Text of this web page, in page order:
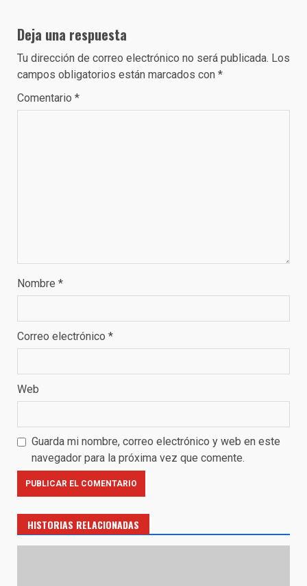
Deja una respuesta
Tu dirección de correo electrónico no será publicada. Los
campos obligatorios están marcados con *
Comentario *
Nombre *
Correo electrónico *
Web
Guarda mi nombre, correo electrónico y web en este
navegador para la próxima vez que comente.
HISTORIAS RELACIONADAS